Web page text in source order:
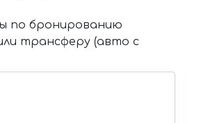
по бронированию
трансферу (авто с